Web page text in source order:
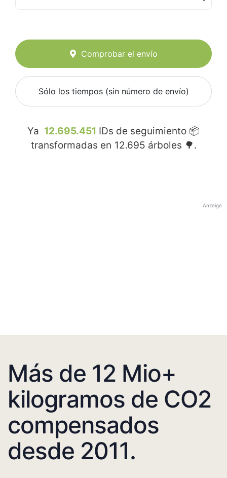
Comprobar el envío
Sólo los tiempos (sin número de envío)
Ya 12.695.451 IDs de seguimiento 📦
transformadas en 12.695 árboles 🌳.
Anzeige
Más de 12 Mio+
kilogramos de CO2
compensados
desde 2011.